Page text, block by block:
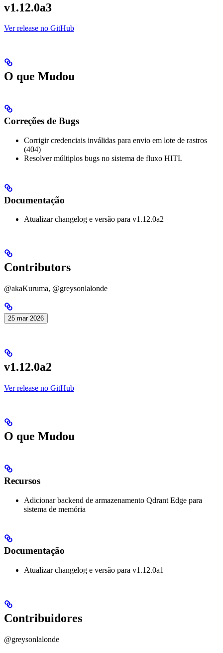
v1.12.0a3
Ver release no GitHub
O que Mudou
Correções de Bugs
Corrigir credenciais inválidas para envio em lote de rastros
(404)
Resolver múltiplos bugs no sistema de fluxo HITL
Documentação
Atualizar changelog e versão para v1.12.0a2
Contributors
@akaKuruma, @greysonlalonde
25 mar 2026
v1.12.0a2
Ver release no GitHub
O que Mudou
Recursos
Adicionar backend de armazenamento Qdrant Edge para
sistema de memória
Documentação
Atualizar changelog e versão para v1.12.0a1
Contribuidores
@greysonlalonde